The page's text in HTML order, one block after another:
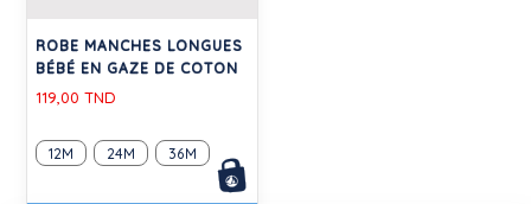
ROBE MANCHES LONGUES
BÉBÉ EN GAZE DE COTON
119,00 TND
12M 24M 36M